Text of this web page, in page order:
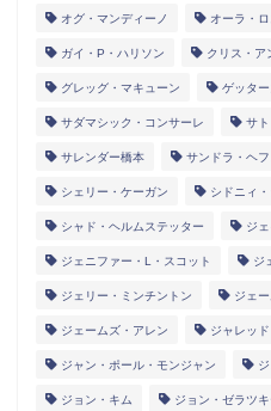
オグ・マンディーノ オーラ・
ガイ・P・ハリソン クリス・ア
グレッグ・マキューン ゲッター
サダマシック・コンサーレ サト
サレンダー橋本 サンドラ・ヘ
シェリー・ケーガン シドニィ
シャド・ヘルムステッター ジ
ジェニファー・L・スコット ジ
ジェリー・ミンチントン ジェ
ジェームズ・アレン ジャレッ
ジャン・ポール・モンジャン
ジョン・キム ジョン・ゼラツキ